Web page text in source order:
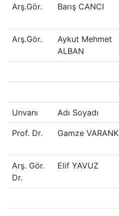
Arş.Gör. Barış CANCI
Arş.Gör.
Aykut Mehmet
ALBAN
Unvanı Adı Soyadı
Prof. Dr. Gamze VARANK
Arş. Gör.
Dr.
Elif YAVUZ